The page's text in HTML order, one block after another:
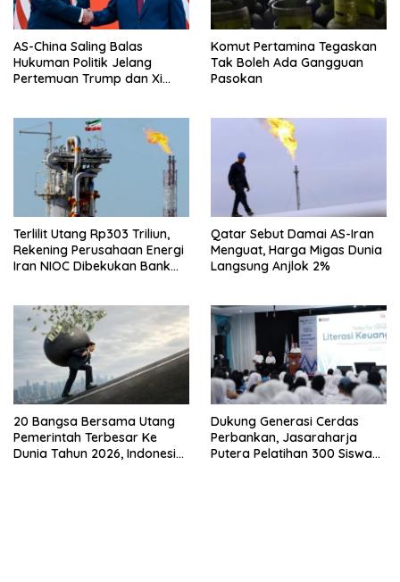
AS-China Saling Balas
Hukuman Politik Jelang
Pertemuan Trump dan Xi
Komut Pertamina Tegaskan
Tak Boleh Ada Gangguan
Pasokan
Terlilit Utang Rp303 Triliun,
Rekening Perusahaan Energi
Iran NIOC Dibekukan Bank
Qatar Sebut Damai AS-Iran
Menguat, Harga Migas Dunia
Langsung Anjlok 2%
20 Bangsa Bersama Utang
Pemerintah Terbesar Ke
Dunia Tahun 2026, Indonesia
Dukung Generasi Cerdas
Perbankan, Jasaraharja
Putera Pelatihan 300 Siswa